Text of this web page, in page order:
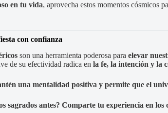
en tu vida, aprovecha estos momentos cósmicos
con confianza
son una herramienta poderosa para elevar
de su efectividad radica en la fe, la intención y la
una mentalidad positiva y permite que el
sagrados antes? Comparte tu experiencia en